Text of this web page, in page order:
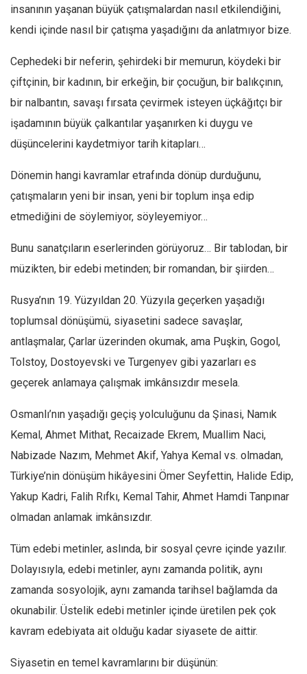
Mahmut Toptaş
Barış Tarımcıoğlu
Hasanali Yıldırım
Selçuk Türkyılmaz
Mehmet Ali Tekin
Amina S. Jenenkovic
Bağdagül Öz
Esra Elönü
» Yazar arşivi
Bu Sayı
Tüm Sayılar
Kültür Sanat
Kitap
Karisi kitap sualleri
7 soruda bu hafta
Manzara
Sağlık
Gıda-Beslenme
Siyaset
insanının yaşanan büyük çatışmalardan nasıl etkilendiğini,
kendi içinde nasıl bir çatışma yaşadığını da anlatmıyor bize.
Cephedeki bir neferin, şehirdeki bir memurun, köydeki bir
çiftçinin, bir kadının, bir erkeğin, bir çocuğun, bir balıkçının,
bir nalbantın, savaşı fırsata çevirmek isteyen üçkâğıtçı bir
işadamının büyük çalkantılar yaşanırken ki duygu ve
düşüncelerini kaydetmiyor tarih kitapları…
Dönemin hangi kavramlar etrafında dönüp durduğunu,
çatışmaların yeni bir insan, yeni bir toplum inşa edip
etmediğini de söylemiyor, söyleyemiyor…
Bunu sanatçıların eserlerinden görüyoruz… Bir tablodan, bir
müzikten, bir edebi metinden; bir romandan, bir şiirden…
Rusya’nın 19. Yüzyıldan 20. Yüzyıla geçerken yaşadığı
toplumsal dönüşümü, siyasetini sadece savaşlar,
antlaşmalar, Çarlar üzerinden okumak, ama Puşkin, Gogol,
Tolstoy, Dostoyevski ve Turgenyev gibi yazarları es
geçerek anlamaya çalışmak imkânsızdır mesela.
Osmanlı’nın yaşadığı geçiş yolculuğunu da Şinasi, Namık
Kemal, Ahmet Mithat, Recaizade Ekrem, Muallim Naci,
Nabizade Nazım, Mehmet Akif, Yahya Kemal vs. olmadan,
Türkiye’nin dönüşüm hikâyesini Ömer Seyfettin, Halide Edip,
Yakup Kadri, Falih Rıfkı, Kemal Tahir, Ahmet Hamdi Tanpınar
olmadan anlamak imkânsızdır.
Tüm edebi metinler, aslında, bir sosyal çevre içinde yazılır.
Dolayısıyla, edebi metinler, aynı zamanda politik, aynı
zamanda sosyolojik, aynı zamanda tarihsel bağlamda da
okunabilir. Üstelik edebi metinler içinde üretilen pek çok
kavram edebiyata ait olduğu kadar siyasete de aittir.
Siyasetin en temel kavramlarını bir düşünün: